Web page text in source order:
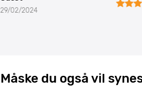
29/02/2024
Måske du også vil